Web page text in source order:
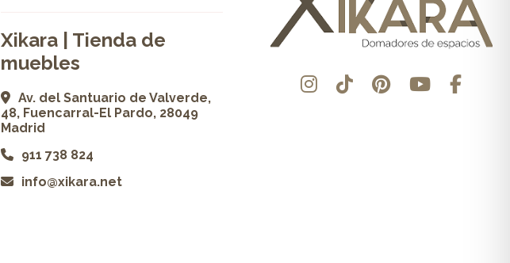
Xikara | Tienda de
muebles
Av. del Santuario de Valverde,
48, Fuencarral-El Pardo, 28049
Madrid
911 738 824
info@xikara.net